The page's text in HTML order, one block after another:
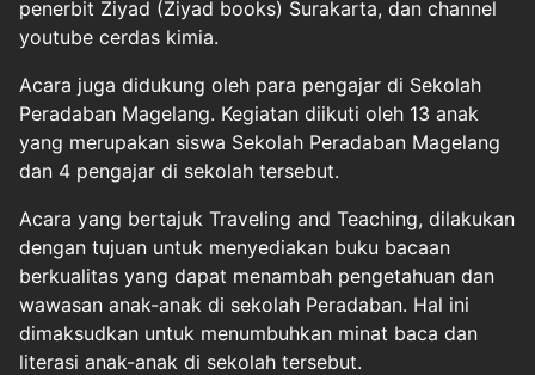
penerbit Ziyad (Ziyad books) Surakarta, dan channel
youtube cerdas kimia.
Acara juga didukung oleh para pengajar di Sekolah
Peradaban Magelang. Kegiatan diikuti oleh 13 anak
yang merupakan siswa Sekolah Peradaban Magelang
dan 4 pengajar di sekolah tersebut.
Acara yang bertajuk Traveling and Teaching, dilakukan
dengan tujuan untuk menyediakan buku bacaan
berkualitas yang dapat menambah pengetahuan dan
wawasan anak-anak di sekolah Peradaban. Hal ini
dimaksudkan untuk menumbuhkan minat baca dan
literasi anak-anak di sekolah tersebut.